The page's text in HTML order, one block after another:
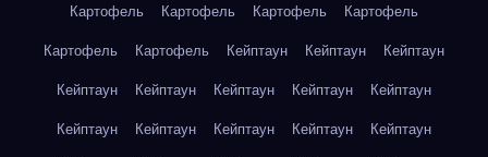
Картофель
Картофель Картофель
Картофель
Картофель
Картофель Кейптаун Кейптаун
Кейптаун
Кейптаун
Кейптаун Кейптаун Кейптаун
Кейптаун
Кейптаун
Кейптаун Кейптаун Кейптаун
Кейптаун